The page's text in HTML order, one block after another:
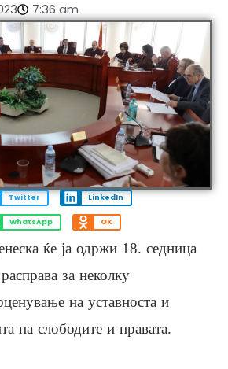
7:36 am
Twitter LinkedIn
WhatsApp OK
ќе ја одржи 18. седница
за неколку
на уставноста и
на слободите и правата.